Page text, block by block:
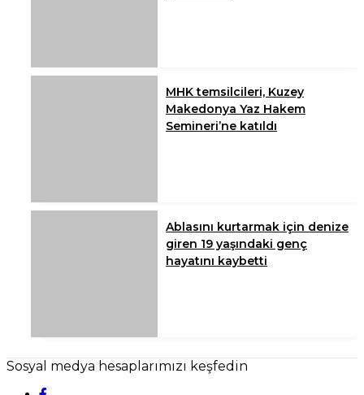
MHK temsilcileri, Kuzey
Makedonya Yaz Hakem
Semineri’ne katıldı
Ablasını kurtarmak için denize
giren 19 yaşındaki genç
hayatını kaybetti
Sosyal medya hesaplarımızı keşfedin